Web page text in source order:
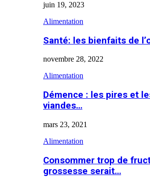
juin 19, 2023
Alimentation
Santé: les bienfaits de
novembre 28, 2022
Alimentation
Démence : les pires et
viandes…
mars 23, 2021
Alimentation
Consommer trop de
grossesse serait…